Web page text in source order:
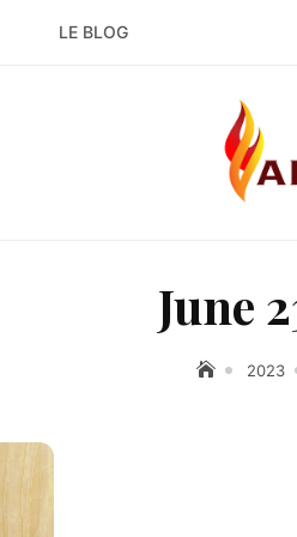
LE BLOG
June
2023